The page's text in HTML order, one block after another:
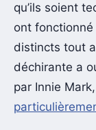
qu’ils soient
ont
distincts tout
déchirante a
par Innie Mark,